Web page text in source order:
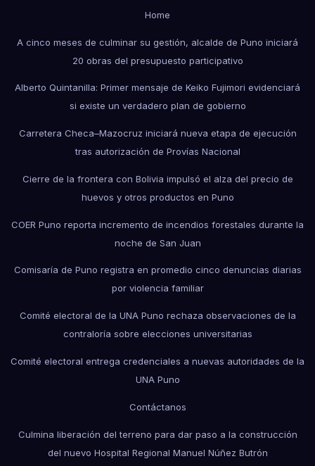
Home
A cinco meses de culminar su gestión, alcalde de Puno iniciará
20 obras del presupuesto participativo
Alberto Quintanilla: Primer mensaje de Keiko Fujimori evidenciará
si existe un verdadero plan de gobierno
Carretera Checa–Mazocruz iniciará nueva etapa de ejecución
tras autorización de Provías Nacional
Cierre de la frontera con Bolivia impulsó el alza del precio de
huevos y otros productos en Puno
COER Puno reporta incremento de incendios forestales durante la
noche de San Juan
Comisaría de Puno registra en promedio cinco denuncias diarias
por violencia familiar
Comité electoral de la UNA Puno rechaza observaciones de la
contraloría sobre elecciones universitarias
Comité electoral entrega credenciales a nuevas autoridades de la
UNA Puno
Contáctanos
Culmina liberación del terreno para dar paso a la construcción
del nuevo Hospital Regional Manuel Núñez Butrón